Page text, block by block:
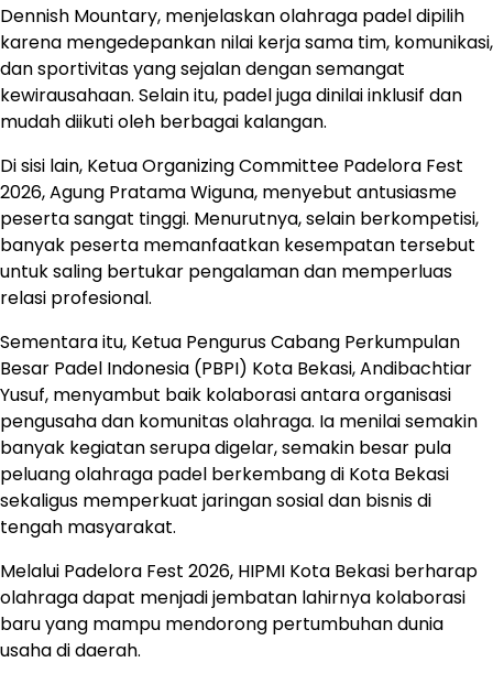
Dennish Mountary, menjelaskan olahraga padel dipilih
karena mengedepankan nilai kerja sama tim, komunikasi,
dan sportivitas yang sejalan dengan semangat
kewirausahaan. Selain itu, padel juga dinilai inklusif dan
mudah diikuti oleh berbagai kalangan.
Di sisi lain, Ketua Organizing Committee Padelora Fest
2026, Agung Pratama Wiguna, menyebut antusiasme
peserta sangat tinggi. Menurutnya, selain berkompetisi,
banyak peserta memanfaatkan kesempatan tersebut
untuk saling bertukar pengalaman dan memperluas
relasi profesional.
Sementara itu, Ketua Pengurus Cabang Perkumpulan
Besar Padel Indonesia (PBPI) Kota Bekasi, Andibachtiar
Yusuf, menyambut baik kolaborasi antara organisasi
pengusaha dan komunitas olahraga. Ia menilai semakin
banyak kegiatan serupa digelar, semakin besar pula
peluang olahraga padel berkembang di Kota Bekasi
sekaligus memperkuat jaringan sosial dan bisnis di
tengah masyarakat.
Melalui Padelora Fest 2026, HIPMI Kota Bekasi berharap
olahraga dapat menjadi jembatan lahirnya kolaborasi
baru yang mampu mendorong pertumbuhan dunia
usaha di daerah.